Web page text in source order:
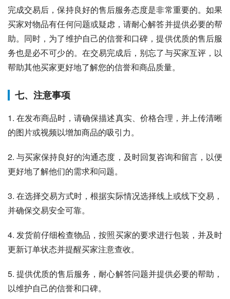
完成交易后，保持良好的售后服务态度是非常重要的。如果
买家对物品有任何问题或疑虑，请耐心解答并提供必要的帮
助。同时，为了维护自己的信誉和口碑，提供优质的售后服
务也是必不可少的。在交易完成后，别忘了与买家互评，以
帮助其他买家更好地了解您的信誉和商品质量。
七、注意事项
1. 在发布商品时，请确保描述真实、价格合理，并上传清晰
的图片或视频以增加商品的吸引力。
2. 与买家保持良好的沟通态度，及时回复咨询和留言，以便
更好地了解他们的需求和问题。
3. 在选择交易方式时，根据实际情况选择线上或线下交易，
并确保交易安全可靠。
4. 发货前仔细检查物品，按照买家的要求进行包装，并及时
更新订单状态并提醒买家注意查收。
5. 提供优质的售后服务，耐心解答问题并提供必要的帮助，
以维护自己的信誉和口碑。